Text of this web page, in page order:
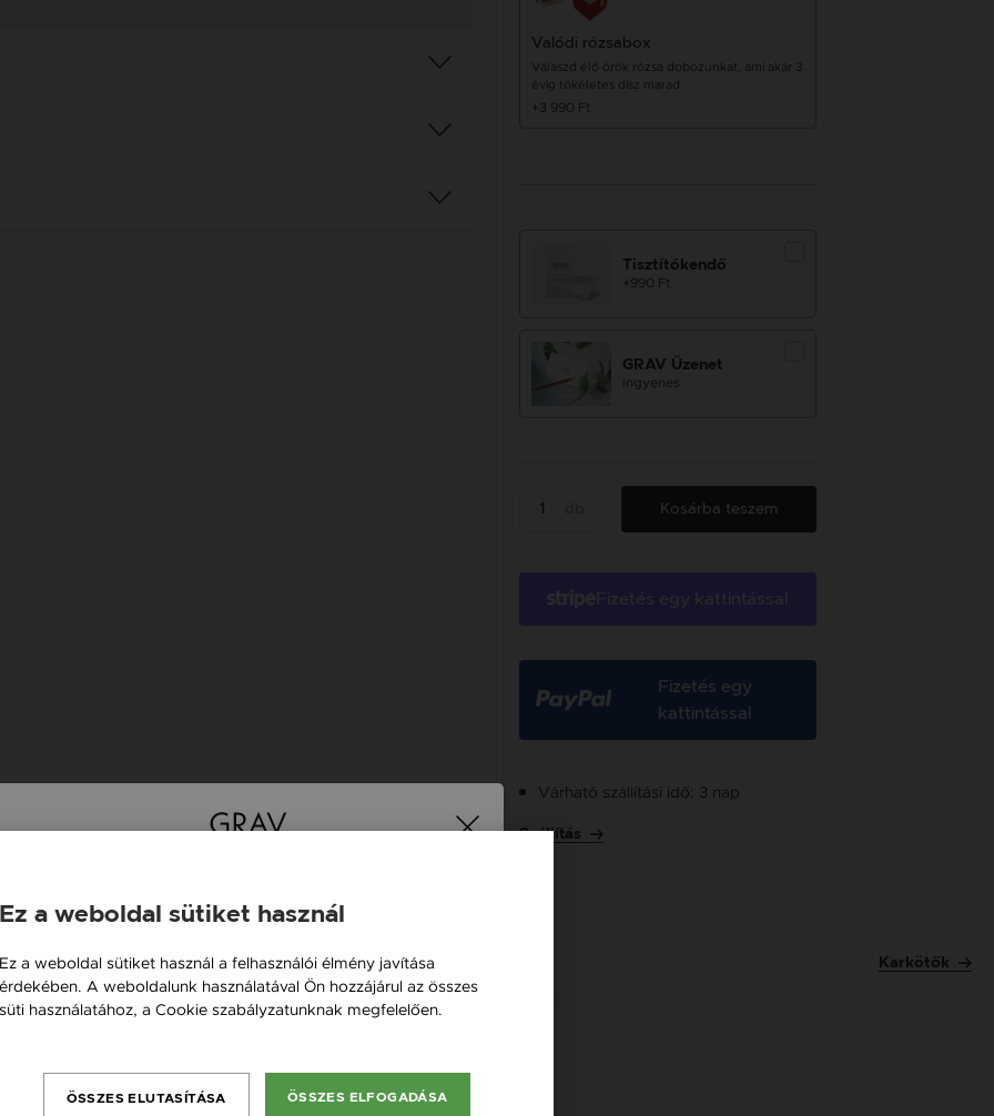
Valódi rózsabox
Válaszd élő örök rózsa dobozunkat, ami akár 3
évig tökéletes dísz marad.
+3 990 Ft
Tisztítókendő
+990 Ft
GRAV Üzenet
ingyenes
Kosárba teszem
Fizetés egy
kattintással
Várható szállítási idő: 3 nap
Szállítás
Karkötők
Österreich / AT
România / RO
Ez a weboldal sütiket használ
Ez a weboldal sütiket használ a felhasználói élmény javítása
érdekében. A weboldalunk használatával Ön hozzájárul az összes
süti használatához, a Cookie szabályzatunknak megfelelően.
ÖSSZES ELFOGADÁSA
ÖSSZES ELUTASÍTÁSA